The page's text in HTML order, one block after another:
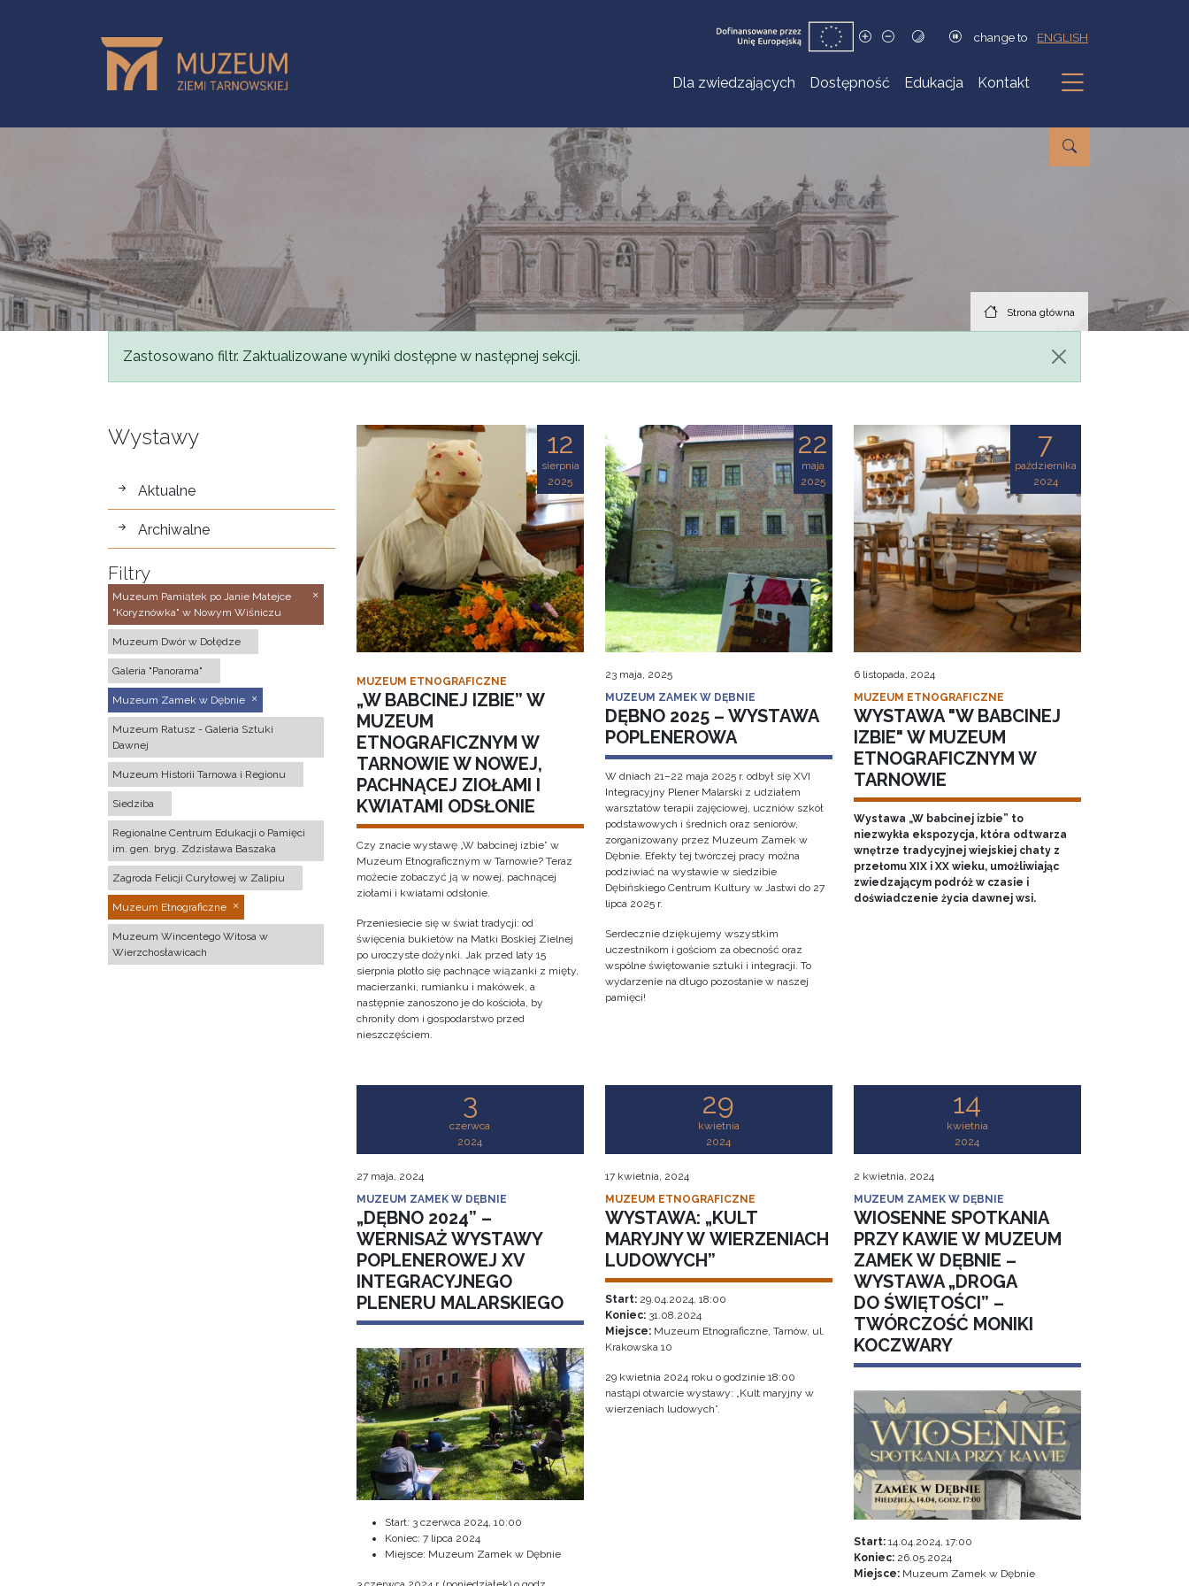
change to ENGLISH
Dla zwiedzających Dostępność Edukacja Kontakt
Podmenu
Strona główna
Komunikat
Zastosowano filtr. Zaktualizowane wyniki dostępne w następnej sekcji.
Wystawy
wystawy
Aktualne
Archiwalne
Filtry
Muzeum Pamiątek po Janie Matejce
"Koryznówka" w Nowym Wiśniczu
Muzeum Dwór w Dołędze
Galeria "Panorama"
Muzeum Zamek w Dębnie
Muzeum Ratusz - Galeria Sztuki
Dawnej
Muzeum Historii Tarnowa i Regionu
Siedziba
Regionalne Centrum Edukacji o Pamięci
im. gen. bryg. Zdzisława Baszaka
Zagroda Felicji Curyłowej w Zalipiu
Muzeum Etnograficzne
Muzeum Wincentego Witosa w
Wierzchosławicach
12
sierpnia
2025
MUZEUM ETNOGRAFICZNE
„W BABCINEJ IZBIE” W
MUZEUM
ETNOGRAFICZNYM W
TARNOWIE W NOWEJ,
PACHNĄCEJ ZIOŁAMI I
KWIATAMI ODSŁONIE
Czy znacie wystawę „W babcinej izbie” w
Muzeum Etnograficznym w Tarnowie? Teraz
możecie zobaczyć ją w nowej, pachnącej
ziołami i kwiatami odsłonie.
Przeniesiecie się w świat tradycji: od
święcenia bukietów na Matki Boskiej Zielnej
po uroczyste dożynki. Jak przed laty 15
sierpnia plotło się pachnące wiązanki z mięty,
macierzanki, rumianku i makówek, a
następnie zanoszono je do kościoła, by
chroniły dom i gospodarstwo przed
nieszczęściem.
22
maja
2025
23 maja, 2025
MUZEUM ZAMEK W DĘBNIE
DĘBNO 2025 – WYSTAWA
POPLENEROWA
W dniach 21–22 maja 2025 r. odbył się XVI
Integracyjny Plener Malarski z udziałem
warsztatów terapii zajęciowej, uczniów szkół
podstawowych i średnich oraz seniorów,
zorganizowany przez Muzeum Zamek w
Dębnie. Efekty tej twórczej pracy można
podziwiać na wystawie w siedzibie
Dębińskiego Centrum Kultury w Jastwi do 27
lipca 2025 r.
Serdecznie dziękujemy wszystkim
uczestnikom i gościom za obecność oraz
wspólne świętowanie sztuki i integracji. To
wydarzenie na długo pozostanie w naszej
pamięci!
7
października
2024
6 listopada, 2024
MUZEUM ETNOGRAFICZNE
WYSTAWA "W BABCINEJ
IZBIE" W MUZEUM
ETNOGRAFICZNYM W
TARNOWIE
Wystawa „W babcinej izbie” to
niezwykła ekspozycja, która odtwarza
wnętrze tradycyjnej wiejskiej chaty z
przełomu XIX i XX wieku, umożliwiając
zwiedzającym podróż w czasie i
doświadczenie życia dawnej wsi.
3
czerwca
2024
27 maja, 2024
MUZEUM ZAMEK W DĘBNIE
„DĘBNO 2024” –
WERNISAŻ WYSTAWY
POPLENEROWEJ XV
INTEGRACYJNEGO
PLENERU MALARSKIEGO
Start: 3 czerwca 2024, 10:00
Koniec: 7 lipca 2024
Miejsce: Muzeum Zamek w Dębnie
29
kwietnia
2024
17 kwietnia, 2024
MUZEUM ETNOGRAFICZNE
WYSTAWA: „KULT
MARYJNY W WIERZENIACH
LUDOWYCH”
Start:29.04.2024, 18:00
Koniec:31.08.2024
Miejsce:Muzeum Etnograficzne, Tarnów, ul.
Krakowska 10
29 kwietnia 2024 roku o godzinie 18:00
nastąpi otwarcie wystawy: „Kult maryjny w
wierzeniach ludowych”.
14
kwietnia
2024
2 kwietnia, 2024
MUZEUM ZAMEK W DĘBNIE
WIOSENNE SPOTKANIA
PRZY KAWIE W MUZEUM
ZAMEK W DĘBNIE –
WYSTAWA „DROGA
DO ŚWIĘTOŚCI” –
TWÓRCZOŚĆ MONIKI
KOCZWARY
Start:14.04.2024, 17:00
Koniec:26.05.2024
Miejsce:Muzeum Zamek w Dębnie